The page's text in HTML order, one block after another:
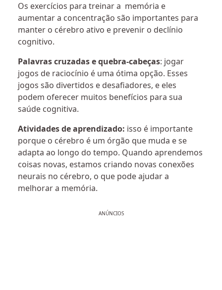
Os exercícios para treinar a memória e
aumentar a concentração são importantes para
manter o cérebro ativo e prevenir o declínio
cognitivo.
Palavras cruzadas e quebra-cabeças: jogar
jogos de raciocínio é uma ótima opção. Esses
jogos são divertidos e desafiadores, e eles
podem oferecer muitos benefícios para sua
saúde cognitiva.
Atividades de aprendizado: isso é importante
porque o cérebro é um órgão que muda e se
adapta ao longo do tempo. Quando aprendemos
coisas novas, estamos criando novas conexões
neurais no cérebro, o que pode ajudar a
melhorar a memória.
ANÚNCIOS